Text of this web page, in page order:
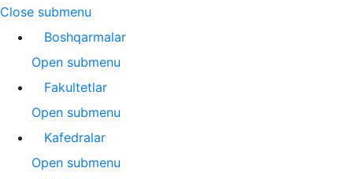
Close submenu
Boshqarmalar
Open submenu
Fakultetlar
Open submenu
Kafedralar
Open submenu